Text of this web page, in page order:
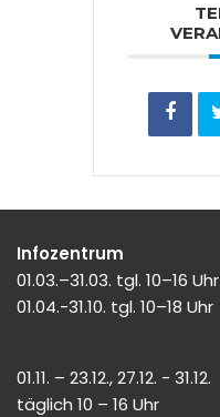
Infozentrum
01.03.–31.03. tgl. 10–16 Uhr
01.04.-31.10. tgl. 10–18 Uhr
01.11. – 23.12., 27.12. - 31.12.
täglich 10 – 16 Uhr